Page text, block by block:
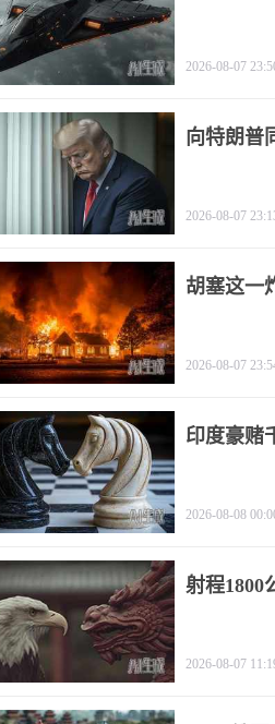
2026-08-07
向特朗普
2026-08-07
胡塞这一
2026-08-07
印度豪赌
2026-08-08
射程1800
2026-08-07